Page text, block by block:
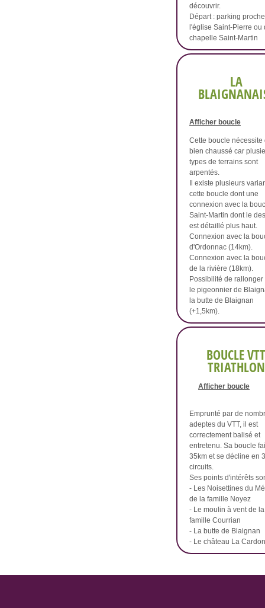
découvrir.
Départ : parking
l'église Saint-Pierre ou
chapelle Saint-Martin
LA
Afficher boucle
Cette boucle nécessite
bien chaussé car
types de terrains sont
arpentés.
Il existe plusieurs
cette boucle dont une
connexion avec la
Saint-Martin dont le
est détaillé plus haut.
Connexion avec la
d'Ordonnac (14km).
Connexion avec la
de la rivière (18km).
Possibilité de rallonger
le pigeonnier de
la butte de Blaignan
(+1,5km).
BOUCLE VTT
TRIATHLON
Afficher boucle
Emprunté par de
adeptes du VTT, il est
correctement balisé et
entretenu. Sa boucle
35km et se décline en 3
circuits.
Ses points d'intérêts
- Les Noisettines du
de la famille Noyez
- Le moulin à vent de la
famille Courrian
- La butte de Blaignan
- Le château La